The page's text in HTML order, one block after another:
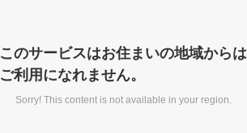
このサービスはお住まいの地域からは
ご利用になれません。
Sorry! This content is not available in your region.